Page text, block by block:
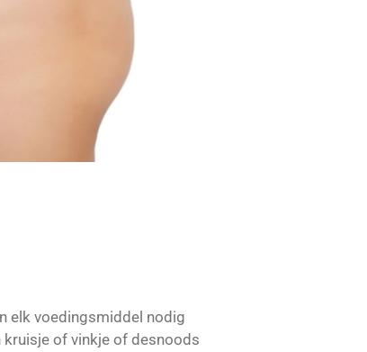
elk voedingsmiddel nodig
kruisje of vinkje of desnoods